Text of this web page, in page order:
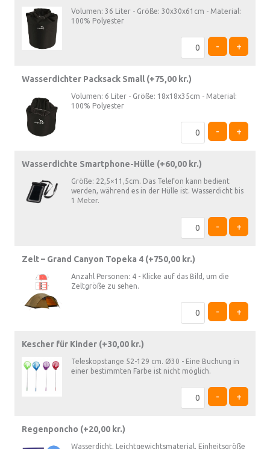
Volumen: 36 Liter - Größe: 30x30x61cm - Material:
100% Polyester
- +
Wasserdichter Packsack Small (+75,00 kr.)
Volumen: 6 Liter - Größe: 18x18x35cm - Material:
100% Polyester
- +
Wasserdichte Smartphone-Hülle (+60,00 kr.)
Größe: 22,5×11,5cm. Das Telefon kann bedient
werden, während es in der Hülle ist. Wasserdicht bis
1 Meter.
- +
Zelt – Grand Canyon Topeka 4 (+750,00 kr.)
Anzahl Personen: 4 - Klicke auf das Bild, um die
Zeltgröße zu sehen.
- +
Kescher für Kinder (+30,00 kr.)
Teleskopstange 52-129 cm. Ø30 - Eine Buchung in
einer bestimmten Farbe ist nicht möglich.
- +
Regenponcho (+20,00 kr.)
Wasserdicht, Leichtgewichtsmaterial, Einheitsgröße